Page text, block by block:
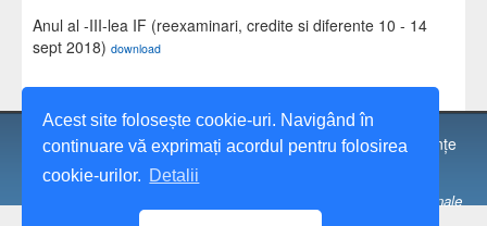
Acest site folosește cookie-uri. Navigând în
continuare vă exprimați acordul pentru folosirea
cookie-urilor. Detalii
Anul al -III-lea IF (reexaminari, credite si diferente 10 - 14
sept 2018) download
© 1991 - 2026 Universitatea Spiru Haret, Facultatea de Științe
Economice, București.
Universitatea „Spiru Haret” București este operator de date personale